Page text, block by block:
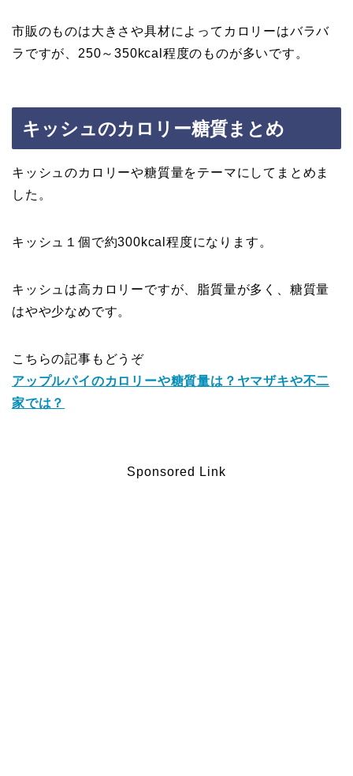
市販のものは大きさや具材によってカロリーはバラバ
ラですが、250～350kcal程度のものが多いです。
キッシュのカロリー糖質まとめ
キッシュのカロリーや糖質量をテーマにしてまとめま
した。
キッシュ１個で約300kcal程度になります。
キッシュは高カロリーですが、脂質量が多く、糖質量
はやや少なめです。
こちらの記事もどうぞ
アップルパイのカロリーや糖質量は？ヤマザキや不二
家では？
Sponsored Link